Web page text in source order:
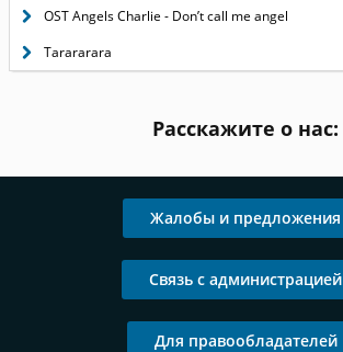
OST Angels Charlie - Don’t call me angel
Tarararara
Расскажите о нас:
Жалобы и предложения
Связь с администрацией
Для правообладателей